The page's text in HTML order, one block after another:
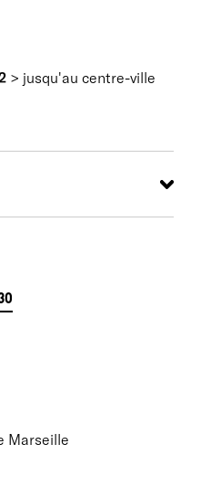
> jusqu'au centre-ville
Marseille